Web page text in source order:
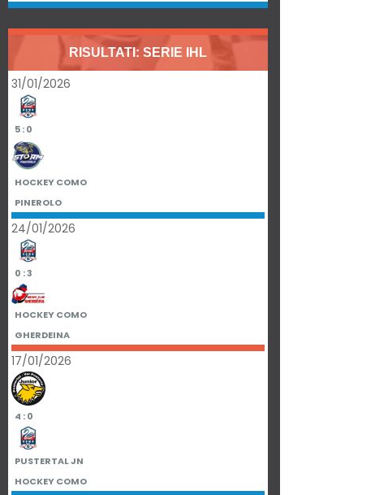
RISULTATI: SERIE IHL
31/01/2026
5 : 0
HOCKEY COMO
PINEROLO
24/01/2026
0 : 3
HOCKEY COMO
GHERDEINA
17/01/2026
4 : 0
PUSTERTAL JN
HOCKEY COMO